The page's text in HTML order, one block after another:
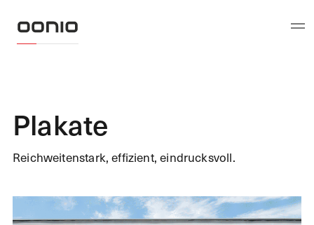
Plakate
Reichweitenstark, effizient, eindrucksvoll.